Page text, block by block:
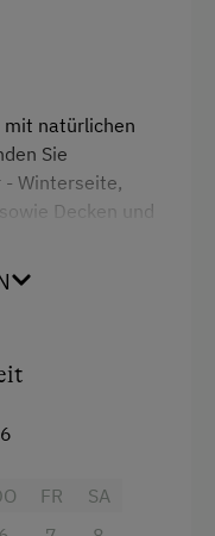
mit natürlichen
Sie
Winterseite,
Decken und
FR
SA